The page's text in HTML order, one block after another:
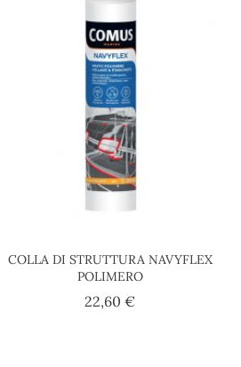
COLLA DI STRUTTURA NAVYFLEX
POLIMERO
22,60 €Prezzo